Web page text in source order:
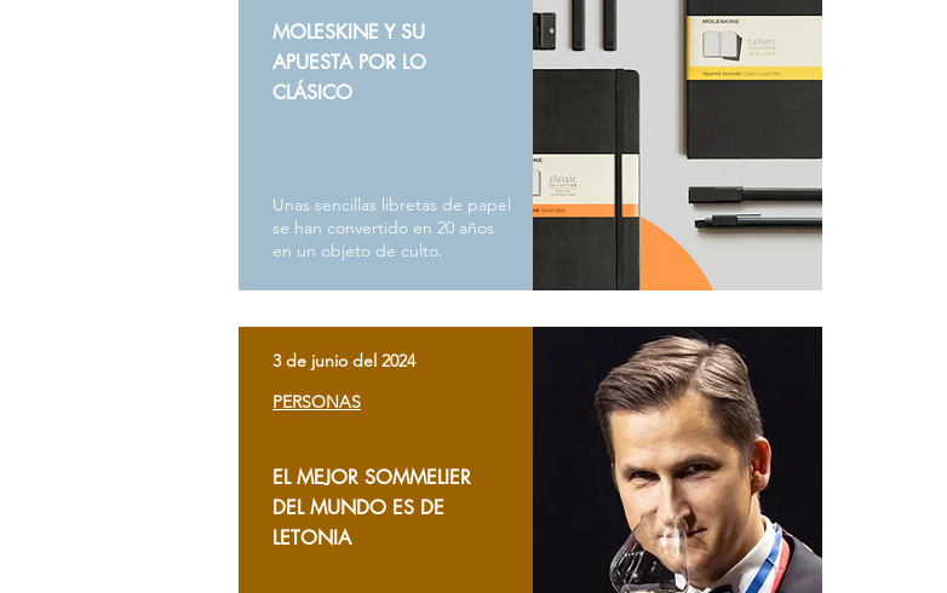
MOLESKINE Y SU
APUESTA POR LO
CLÁSICO
Unas sencillas libretas de papel
se han convertido en 20 años
en un objeto de culto.
3 de junio del 2024
PERSONAS
EL MEJOR SOMMELIER
DEL MUNDO ES DE
LETONIA